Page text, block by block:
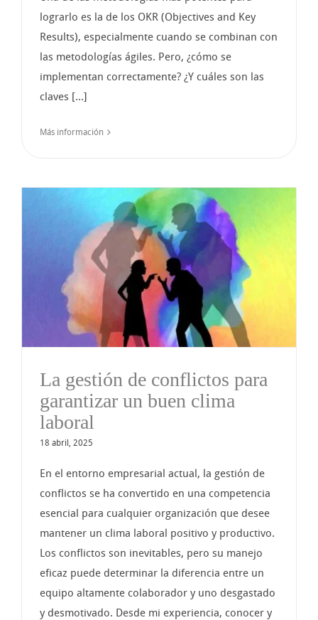
lograrlo es la de los OKR (Objectives and Key
Results), especialmente cuando se combinan con
las metodologías ágiles. Pero, ¿cómo se
implementan correctamente? ¿Y cuáles son las
claves [...]
Más información
La gestión de conflictos para
garantizar un buen clima
laboral
18 abril, 2025
En el entorno empresarial actual, la gestión de
conflictos se ha convertido en una competencia
esencial para cualquier organización que desee
mantener un clima laboral positivo y productivo.
Los conflictos son inevitables, pero su manejo
eficaz puede determinar la diferencia entre un
equipo altamente colaborador y uno desgastado
y desmotivado. Desde mi experiencia, conocer y